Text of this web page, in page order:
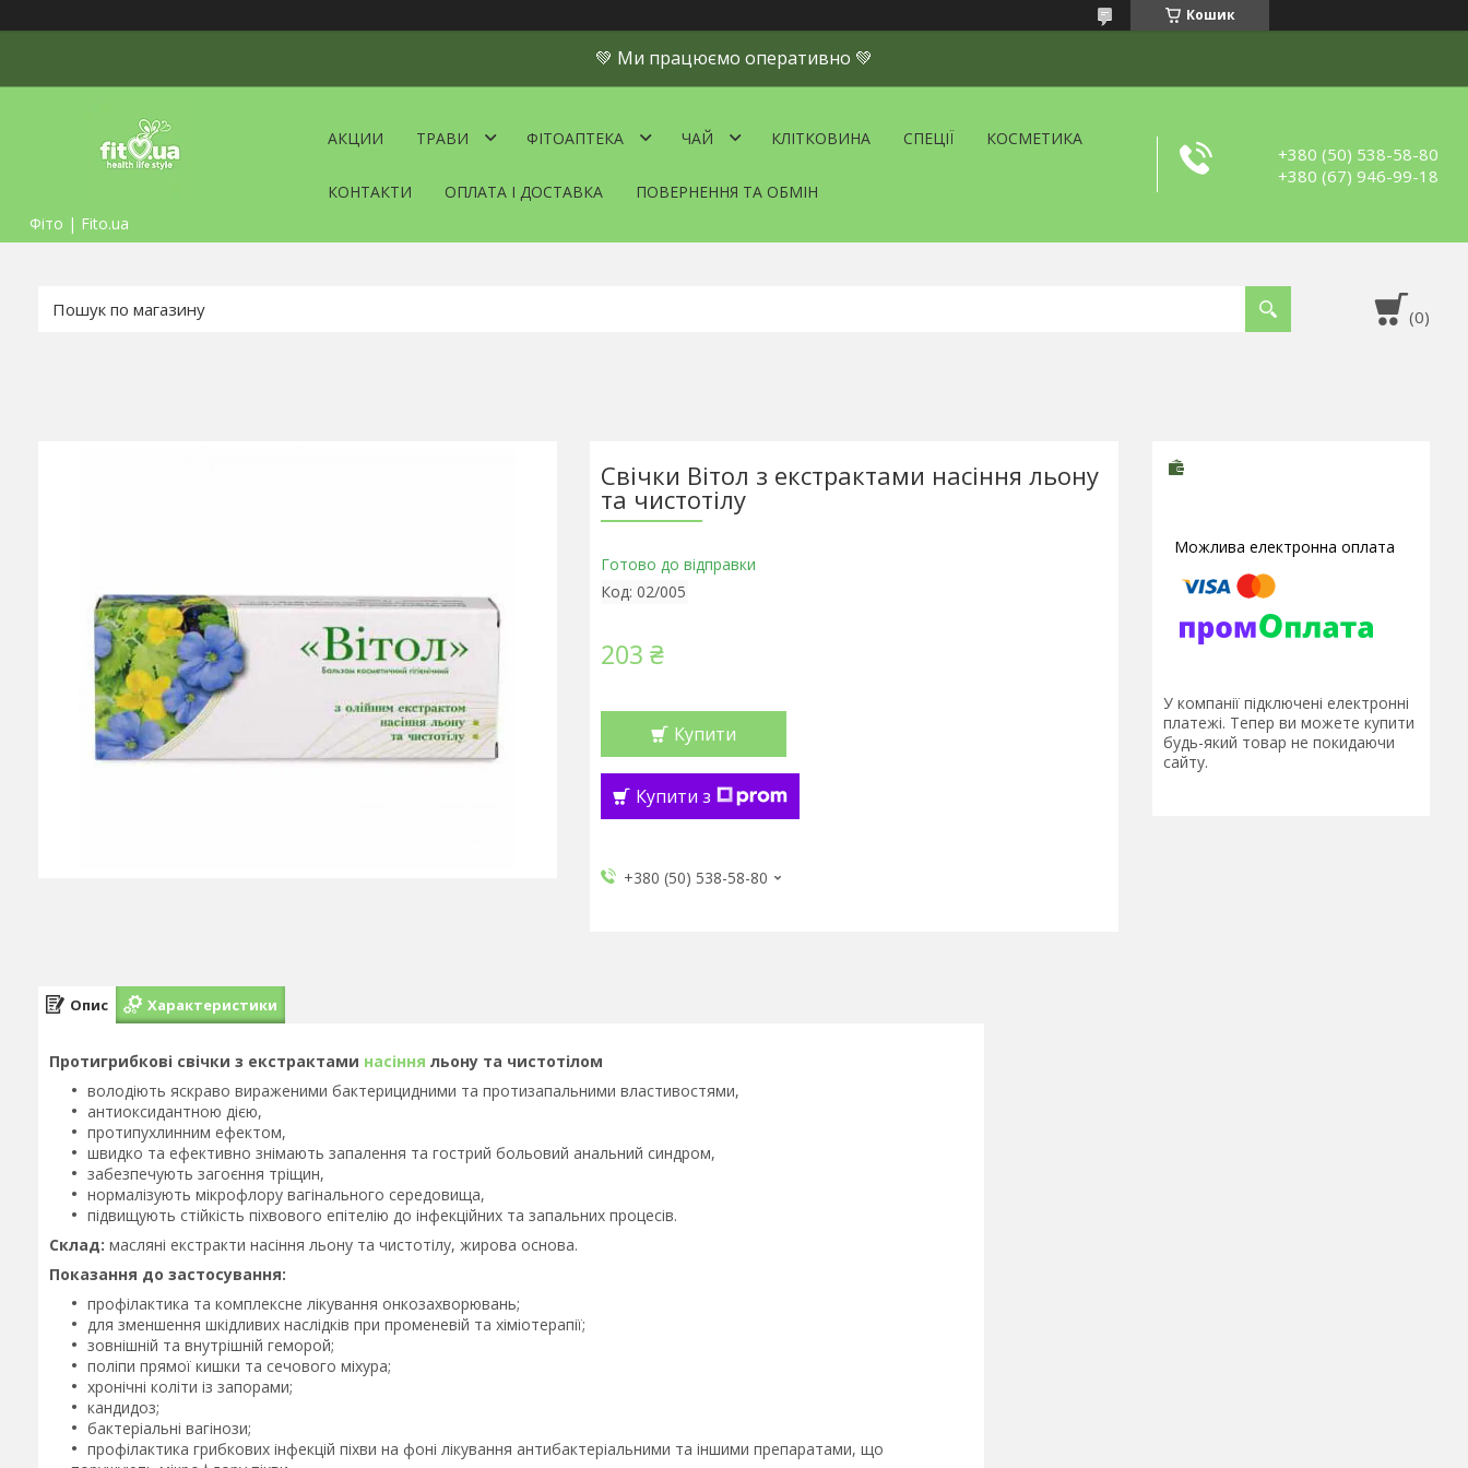
Кошик
💚 Ми працюємо оперативно 💚
Фіто | Fito.ua
АКЦИИ ТРАВИ ФІТОАПТЕКА ЧАЙ КЛІТКОВИНА СПЕЦІЇ КОСМЕТИКА
КОНТАКТИ ОПЛАТА І ДОСТАВКА ПОВЕРНЕННЯ ТА ОБМІН
+380 (50) 538-58-80
+380 (67) 946-99-18
Свічки Вітол з екстрактами насіння льону
та чистотілу
Готово до відправки
Код: 02/005
203 ₴
Купити
Купити з
+380 (50) 538-58-80
У компанії підключені електронні
платежі. Тепер ви можете купити
будь-який товар не покидаючи
сайту.
Опис Характеристики
Протигрибкові свічки з екстрактами насіння льону та чистотілом
володіють яскраво вираженими бактерицидними та протизапальними властивостями,
антиоксидантною дією,
протипухлинним ефектом,
швидко та ефективно знімають запалення та гострий больовий анальний синдром,
забезпечують загоєння тріщин,
нормалізують мікрофлору вагінального середовища,
підвищують стійкість піхвового епітелію до інфекційних та запальних процесів.
Склад: масляні екстракти насіння льону та чистотілу, жирова основа.
Показання до застосування:
профілактика та комплексне лікування онкозахворювань;
для зменшення шкідливих наслідків при променевій та хіміотерапії;
зовнішній та внутрішній геморой;
поліпи прямої кишки та сечового міхура;
хронічні коліти із запорами;
кандидоз;
бактеріальні вагінози;
профілактика грибкових інфекцій піхви на фоні лікування антибактеріальними та іншими препаратами, що